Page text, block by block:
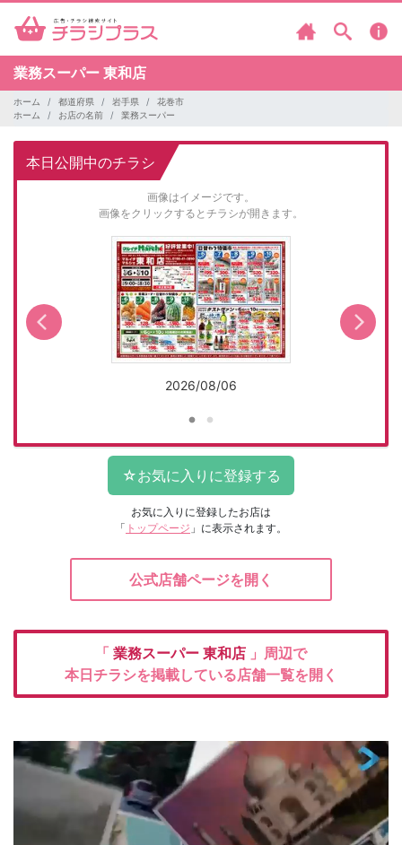
業務スーパー 東和店
ホーム 都道府県 岩手県
花巻市
ホーム
お店の名前 業務スーパー
本日公開中のチラシ
画像はイメージです。
画像をクリックするとチラシが開きます。
2026/08/06
お気に入りに登録したお店は
「 トップページ 」に表示されます。
公式店舗ページを開く
「 業務スーパー 東和店 」周辺で
本日チラシを掲載している店舗一覧を開く